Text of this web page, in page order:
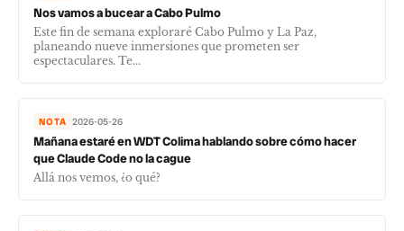
Nos vamos a bucear a Cabo Pulmo
Este fin de semana exploraré Cabo Pulmo y La Paz,
planeando nueve inmersiones que prometen ser
espectaculares. Te...
NOTA 2026-05-26
Mañana estaré en WDT Colima hablando sobre cómo hacer
que Claude Code no la cague
Allá nos vemos, ¿o qué?